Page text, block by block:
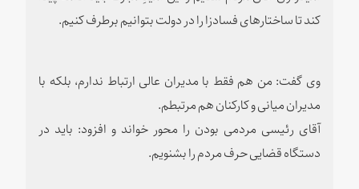
کند تا ساختارهای فسادزا را در دولت بتوانیم برطرف کنیم.
وی گفت: من هم فقط با مدیران عالی ارتباط ندارم، بلکه با
مدیران میانی و کارکنان هم مرتبطم.
آقای رئیسی مردمی بودن را محور خواند و افزود: باید در
دستگاه قضایی حرف مردم را بشنویم.